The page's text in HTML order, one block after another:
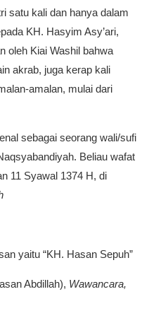
satu kali dan hanya dalam
KH. Hasyim Asy’ari,
oleh Kiai Washil bahwa
akrab, juga kerap kali
amalan, mulai dari
sebagai seorang wali/sufi
Beliau wafat
11 Syawal 1374 H, di
yaitu “KH. Hasan Sepuh”
Abdillah), Wawancara,